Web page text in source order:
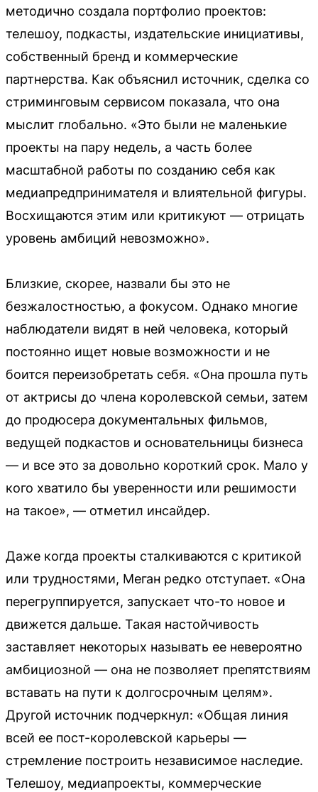
методично создала портфолио проектов:
телешоу, подкасты, издательские инициативы,
собственный бренд и коммерческие
партнерства. Как объяснил источник, сделка со
стриминговым сервисом показала, что она
мыслит глобально. «Это были не маленькие
проекты на пару недель, а часть более
масштабной работы по созданию себя как
медиапредпринимателя и влиятельной фигуры.
Восхищаются этим или критикуют — отрицать
уровень амбиций невозможно».
Близкие, скорее, назвали бы это не
безжалостностью, а фокусом. Однако многие
наблюдатели видят в ней человека, который
постоянно ищет новые возможности и не
боится переизобретать себя. «Она прошла путь
от актрисы до члена королевской семьи, затем
до продюсера документальных фильмов,
ведущей подкастов и основательницы бизнеса
— и все это за довольно короткий срок. Мало у
кого хватило бы уверенности или решимости
на такое», — отметил инсайдер.
Даже когда проекты сталкиваются с критикой
или трудностями, Меган редко отступает. «Она
перегруппируется, запускает что-то новое и
движется дальше. Такая настойчивость
заставляет некоторых называть ее невероятно
амбициозной — она не позволяет препятствиям
вставать на пути к долгосрочным целям».
Другой источник подчеркнул: «Общая линия
всей ее пост-королевской карьеры —
стремление построить независимое наследие.
Телешоу, медиапроекты, коммерческие